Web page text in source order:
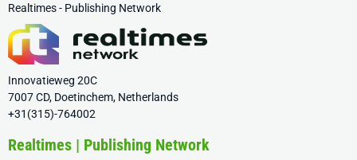
Realtimes - Publishing Network
Innovatieweg 20C
7007 CD, Doetinchem, Netherlands
+31(315)-764002
Realtimes | Publishing Network